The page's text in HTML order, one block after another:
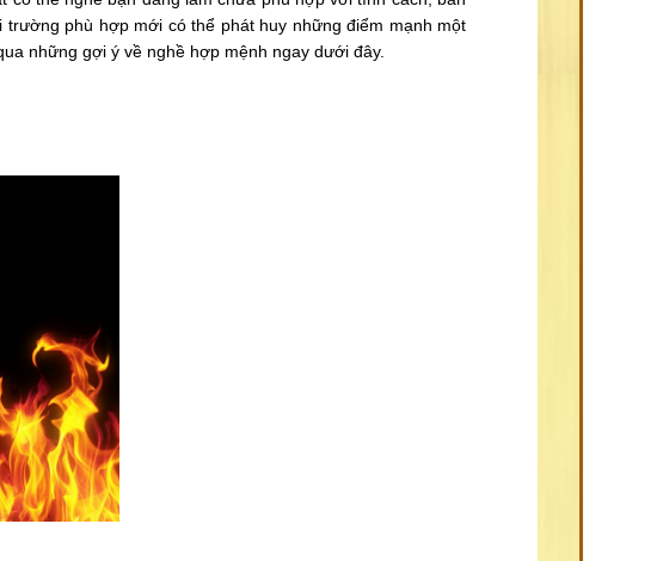
phù hợp mới có thể phát huy những điểm mạnh một
những gợi ý về nghề hợp mệnh ngay dưới đây.